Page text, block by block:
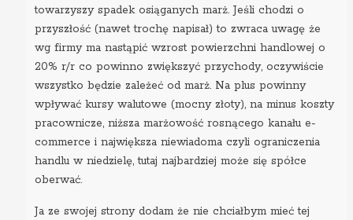
towarzyszy spadek osiąganych marż. Jeśli chodzi o
przyszłość (nawet trochę napisał) to zwraca uwagę że
wg firmy ma nastąpić wzrost powierzchni handlowej o
20% r/r co powinno zwiększyć przychody, oczywiście
wszystko będzie zależeć od marż. Na plus powinny
wpływać kursy walutowe (mocny złoty), na minus koszty
pracownicze, niższa marżowość rosnącego kanału e-
commerce i największa niewiadoma czyli ograniczenia
handlu w niedzielę, tutaj najbardziej może się spółce
oberwać.
Ja ze swojej strony dodam że nie chciałbym mieć tej